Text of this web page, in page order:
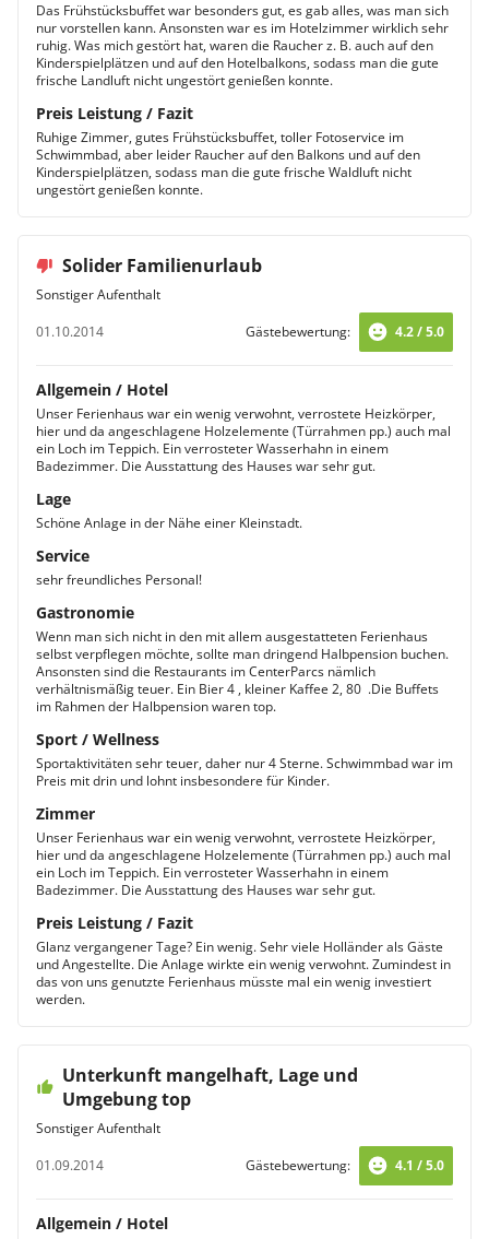
Das Frühstücksbuffet war besonders gut, es gab alles, was man sich
nur vorstellen kann. Ansonsten war es im Hotelzimmer wirklich sehr
ruhig. Was mich gestört hat, waren die Raucher z. B. auch auf den
Kinderspielplätzen und auf den Hotelbalkons, sodass man die gute
frische Landluft nicht ungestört genießen konnte.
Preis Leistung / Fazit
Ruhige Zimmer, gutes Frühstücksbuffet, toller Fotoservice im
Schwimmbad, aber leider Raucher auf den Balkons und auf den
Kinderspielplätzen, sodass man die gute frische Waldluft nicht
ungestört genießen konnte.
Solider Familienurlaub
Sonstiger Aufenthalt
01.10.2014
Gästebewertung: 4.2 / 5.0
Allgemein / Hotel
Unser Ferienhaus war ein wenig verwohnt, verrostete Heizkörper,
hier und da angeschlagene Holzelemente (Türrahmen pp.) auch mal
ein Loch im Teppich. Ein verrosteter Wasserhahn in einem
Badezimmer. Die Ausstattung des Hauses war sehr gut.
Lage
Schöne Anlage in der Nähe einer Kleinstadt.
Service
sehr freundliches Personal!
Gastronomie
Wenn man sich nicht in den mit allem ausgestatteten Ferienhaus
selbst verpflegen möchte, sollte man dringend Halbpension buchen.
Ansonsten sind die Restaurants im CenterParcs nämlich
verhältnismäßig teuer. Ein Bier 4 , kleiner Kaffee 2, 80  .Die Buffets
im Rahmen der Halbpension waren top.
Sport / Wellness
Sportaktivitäten sehr teuer, daher nur 4 Sterne. Schwimmbad war im
Preis mit drin und lohnt insbesondere für Kinder.
Zimmer
Unser Ferienhaus war ein wenig verwohnt, verrostete Heizkörper,
hier und da angeschlagene Holzelemente (Türrahmen pp.) auch mal
ein Loch im Teppich. Ein verrosteter Wasserhahn in einem
Badezimmer. Die Ausstattung des Hauses war sehr gut.
Preis Leistung / Fazit
Glanz vergangener Tage? Ein wenig. Sehr viele Holländer als Gäste
und Angestellte. Die Anlage wirkte ein wenig verwohnt. Zumindest in
das von uns genutzte Ferienhaus müsste mal ein wenig investiert
werden.
Unterkunft mangelhaft, Lage und
Umgebung top
Sonstiger Aufenthalt
01.09.2014
Gästebewertung: 4.1 / 5.0
Allgemein / Hotel